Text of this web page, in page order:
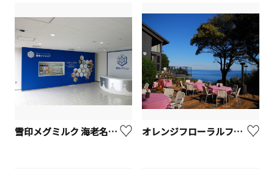
雪印メグミルク 海老名工場 オレンジフローラルファーム【真鶴町】